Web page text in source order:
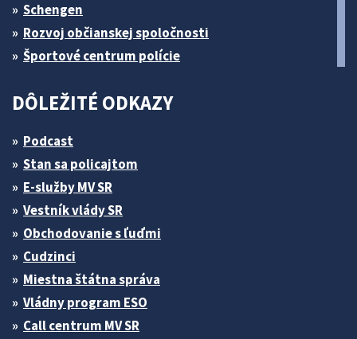
Schengen
Rozvoj občianskej spoločnosti
Športové centrum polície
DÔLEŽITÉ ODKAZY
Podcast
Stan sa policajtom
E-služby MV SR
Vestník vlády SR
Obchodovanie s ľuďmi
Cudzinci
Miestna štátna správa
Vládny program ESO
Call centrum MV SR